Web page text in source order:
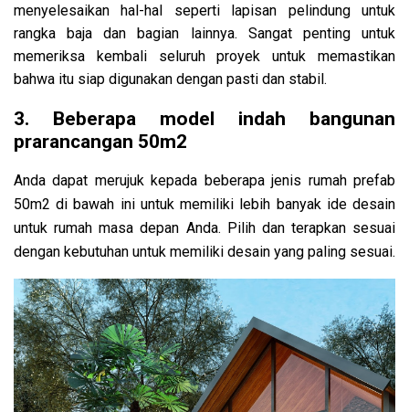
menyelesaikan hal-hal seperti lapisan pelindung untuk
rangka baja dan bagian lainnya. Sangat penting untuk
memeriksa kembali seluruh proyek untuk memastikan
bahwa itu siap digunakan dengan pasti dan stabil.
3. Beberapa model indah bangunan
prarancangan 50m2
Anda dapat merujuk kepada beberapa jenis rumah prefab
50m2 di bawah ini untuk memiliki lebih banyak ide desain
untuk rumah masa depan Anda. Pilih dan terapkan sesuai
dengan kebutuhan untuk memiliki desain yang paling sesuai.